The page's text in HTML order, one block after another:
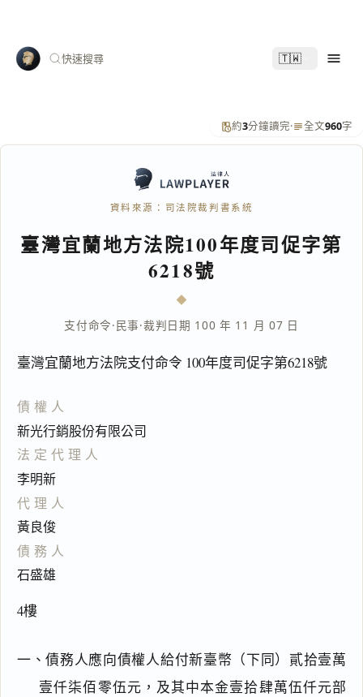
快速搜尋 🇹🇼
約3分鐘讀完· 全文960字
資料來源：司法院裁判書系統
臺灣宜蘭地方法院100年度司促字第
6218號
支付命令·民事·裁判日期 100 年 11 月 07 日
臺灣宜蘭地方法院支付命令 100年度司促字第6218號
債權人
新光行銷股份有限公司
法定代理人
李明新
代理人
黃良俊
債務人
石盛雄
4樓
一、債務人應向債權人給付新臺幣（下同）貳拾壹萬
壹仟柒佰零伍元，及其中本金壹拾肆萬伍仟元部